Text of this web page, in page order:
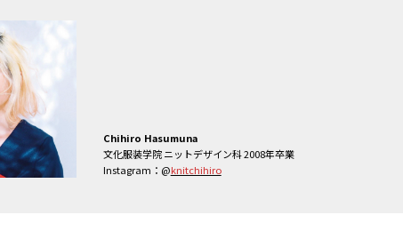
Chihiro Hasumuna
文化服装学院 ニットデザイン科 2008年卒業
Instagram：@knitchihiro